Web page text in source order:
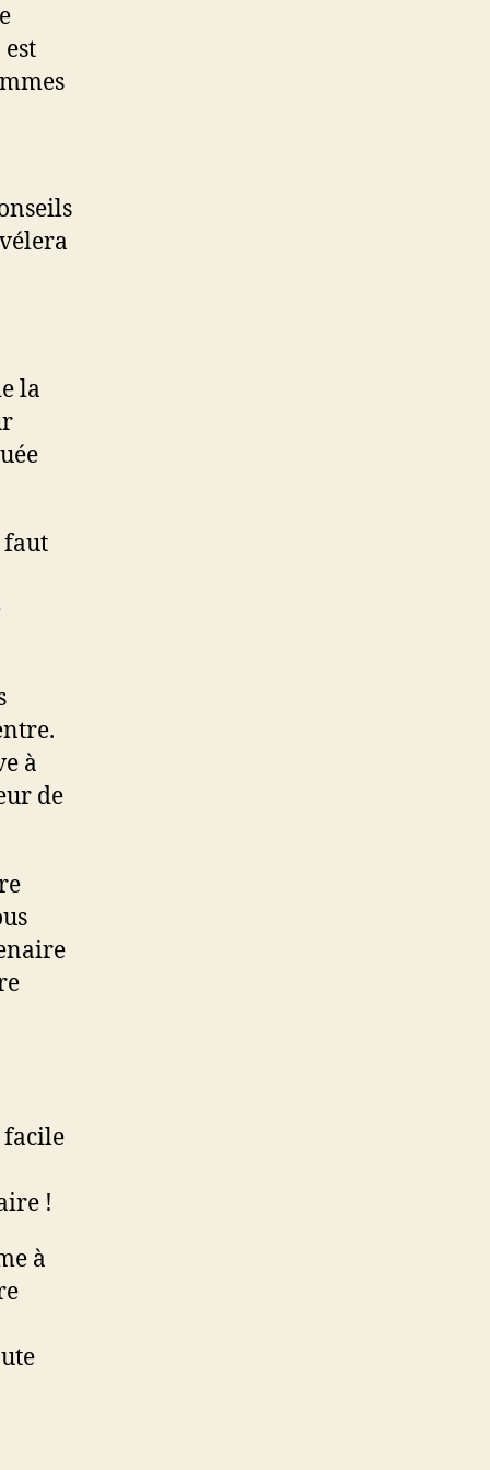
la
faut
à
de
facile
!
à